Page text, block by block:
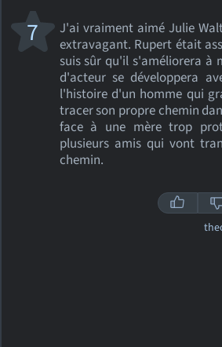
J'ai vraiment aimé Julie
extravagant. Rupert était
suis sûr qu'il s'améliorera à
d'acteur se développera
l'histoire d'un homme qui
tracer son propre chemin
face à une mère trop
plusieurs amis qui vont
chemin.
7